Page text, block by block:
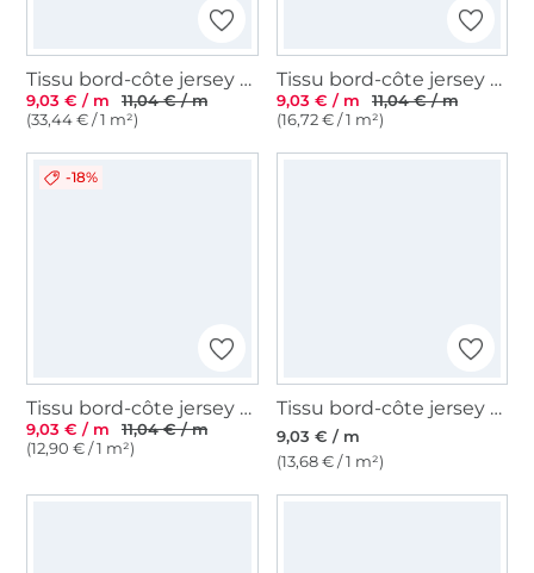
Tissu bord-côte jersey tubulaire côtelé, vert pâle
9,03 € / m
11,04 € / m
(33,44 € / 1 m²)
Tissu bord-côte jersey tubulaire côtelé, lilas
9,03 € / m
11,04 € / m
(16,72 € / 1 m²)
-18%
Tissu bord-côte jersey tubulaire Emma, bleu pastel
9,03 € / m
11,04 € / m
(12,90 € / 1 m²)
Tissu bord-côte jersey tubulaire lisse, rouge vin
9,03 € / m
(13,68 € / 1 m²)